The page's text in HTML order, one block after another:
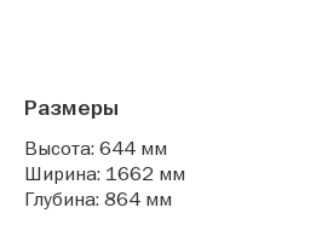
Размеры
Высота: 644 мм
Ширина: 1662 мм
Глубина: 864 мм